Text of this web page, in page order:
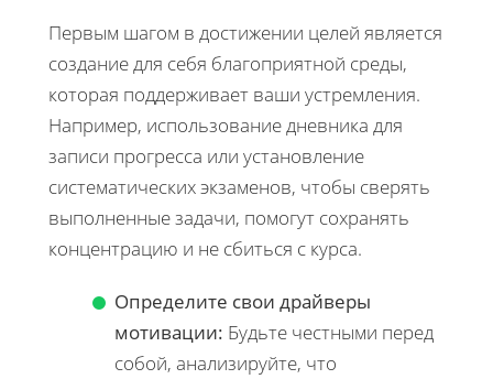
Первым шагом в достижении целей является
создание для себя благоприятной среды,
которая поддерживает ваши устремления.
Например, использование дневника для
записи прогресса или установление
систематических экзаменов, чтобы сверять
выполненные задачи, помогут сохранять
концентрацию и не сбиться с курса.
Определите свои драйверы
мотивации: Будьте честными перед
собой, анализируйте, что